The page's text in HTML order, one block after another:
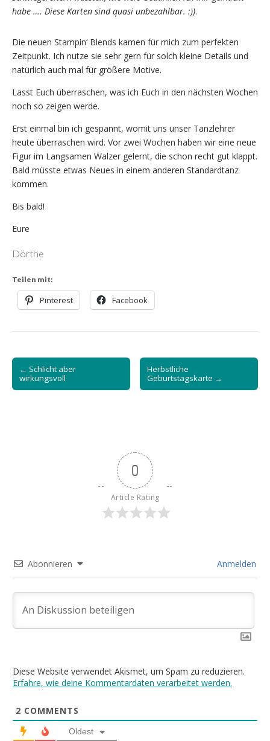
habe …. Diese Karten sind quasi unbezahlbar. :)).
Die neuen Stampin‘ Blends kamen für mich zum perfekten
Zeitpunkt. Ich nutze sie sehr gern für solch kleine Details und
natürlich auch mal für größere Motive.
Lasst Euch überraschen, was ich Euch in den nächsten Wochen
noch so zeigen werde.
Erst einmal bin ich gespannt, womit uns unser Tanzlehrer
heute überraschen wird. Vor zwei Wochen haben wir eine neue
Figur im Langsamen Walzer gelernt, die schon recht gut klappt.
Bald müsste etwas Neues in einem anderen Standardtanz
kommen.
Bis bald!
Eure
Dörthe
Teilen mit:
Pinterest Facebook
Post
navigation
← Schlicht aber
wirkungsvoll
Herbstliche
Geburtstagskarte →
0
Article Rating
Abonnieren Anmelden
Diese Website verwendet Akismet, um Spam zu reduzieren.
Erfahre, wie deine Kommentardaten verarbeitet werden.
2 COMMENTS
Oldest